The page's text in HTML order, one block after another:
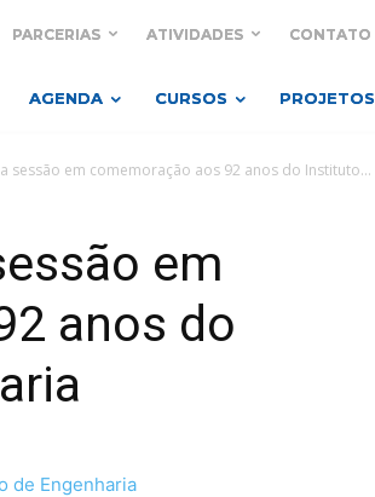
PARCERIAS ATIVIDADES CONTATO
AGENDA CURSOS PROJETOS
sessão em comemoração aos 92 anos do Instituto...
em
anos do
de Engenharia